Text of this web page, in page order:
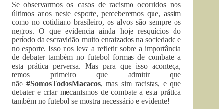
Se observarmos os casos de racismo ocorridos nos
últimos anos neste esporte, perceberemos que, assim
como no cotidiano brasileiro, os alvos são sempre os
negros. O que evidencia ainda hoje resquícios do
período da escravidão muito enraizados na sociedade e
no esporte. Isso nos leva a refletir sobre a importância
de debater também no futebol formas de combate a
esta prática perversa. Mas para que isso aconteça,
temos primeiro que admitir que
não #SomosTodosMacacos, mas sim racistas, e que
debater e criar mecanismos de combate a esta prática
também no futebol se mostra necessário e evidente!